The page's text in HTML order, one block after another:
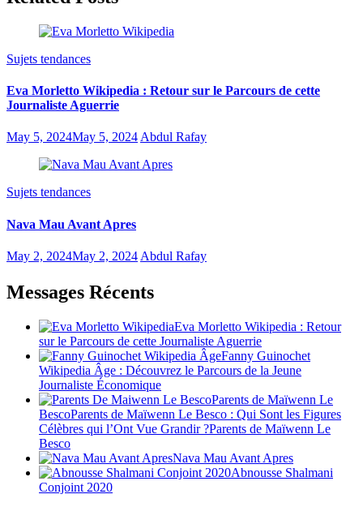
Sujets tendances
Eva Morletto Wikipedia : Retour sur le Parcours de cette
Journaliste Aguerrie
May 5, 2024May 5, 2024Abdul Rafay
Sujets tendances
Nava Mau Avant Apres
May 2, 2024May 2, 2024 Abdul Rafay
Messages Récents
Eva Morletto Wikipedia : Retour
sur le Parcours de cette Journaliste Aguerrie
Fanny Guinochet
Wikipedia Âge : Découvrez le Parcours de la Jeune
Journaliste Économique
Parents de Maïwenn Le
BescoParents de Maïwenn Le Besco : Qui Sont les Figures
Célèbres qui l’Ont Vue Grandir ?Parents de Maïwenn Le
Besco
Nava Mau Avant Apres
Abnousse Shalmani
Conjoint 2020